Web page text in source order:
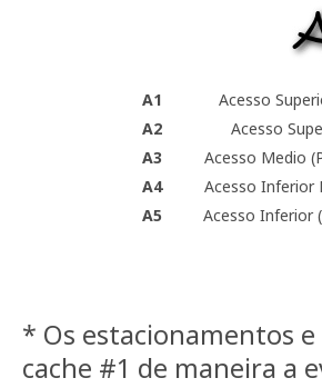
A1 Acesso
A2
Acesso
A3
Acesso Medio
A4
Acesso Inferior
A5
Acesso Inferior
* Os estacionamentos
cache #1 de maneira a